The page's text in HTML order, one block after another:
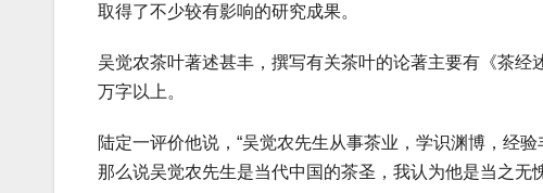
取得了不少较有影响的研究成果。
吴觉农茶叶著述甚丰，撰写有关茶叶的论著主要有《茶
万字以上。
陆定一评价他说，“吴觉农先生从事茶业，学识渊博，经
那么说吴觉农先生是当代中国的茶圣，我认为他是当之无